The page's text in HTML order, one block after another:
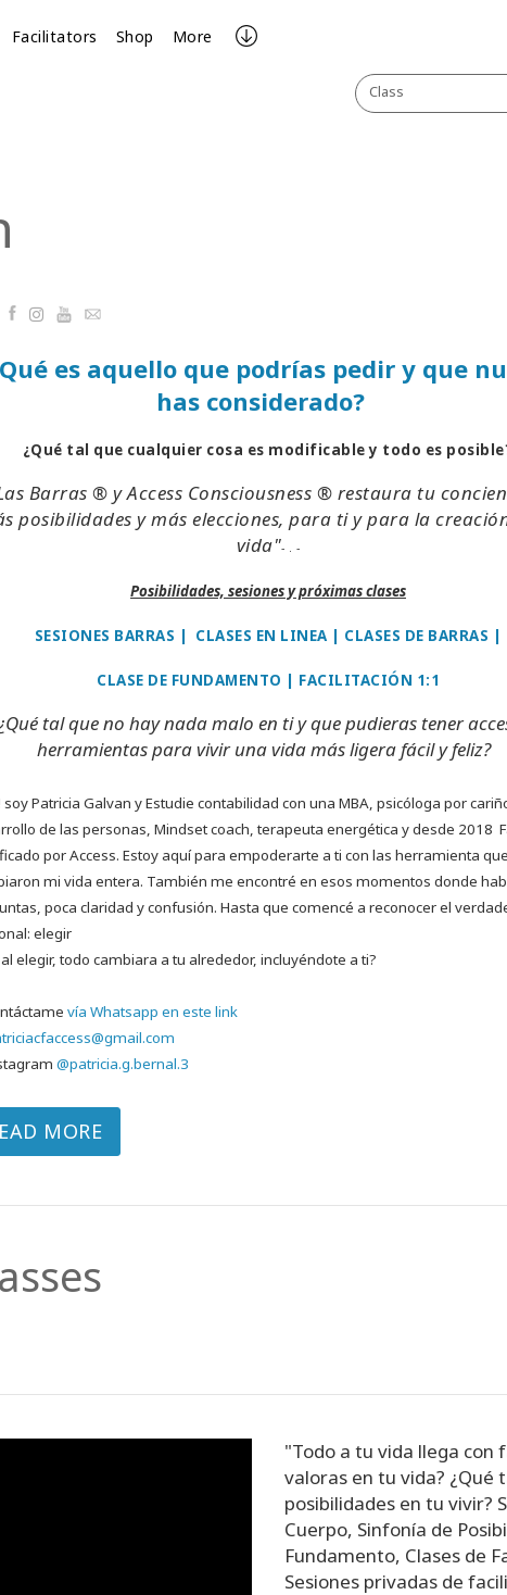
Facilitators Shop More
Class
FacebookYouTube
Email
es aquello que podrías pedir y que
has considerado?
¿Qué tal que cualquier cosa es modificable y todo es
Barras ® y Access Consciousness ® restaura tu
posibilidades y más elecciones, para ti y para la
vida"- . -
Posibilidades, sesiones y próximas clases
SESIONES BARRAS | CLASES EN LINEA | CLASES DE BARRAS |
CLASE DE FUNDAMENTO | FACILITACIÓN 1:1
tal que no hay nada malo en ti y que pudieras tener
herramientas para vivir una vida más ligera fácil y feliz?
soy Patricia Galvan y Estudie contabilidad con una MBA, psicóloga por
de las personas, Mindset coach, terapeuta energética y desde 2018
por Access. Estoy aquí para empoderarte a ti con las herramienta que
mi vida entera. También me encontré en esos momentos donde
poca claridad y confusión. Hasta que comencé a reconocer el
elegir
al elegir, todo cambiara a tu alrededor, incluyéndote a ti?
vía Whatsapp en este link
@patricia.g.bernal.3
MORE
"Todo a tu vida llega con
valoras en tu vida? ¿Qué
posibilidades en tu vivir?
Cuerpo, Sinfonía de
Fundamento, Clases de
Sesiones privadas de